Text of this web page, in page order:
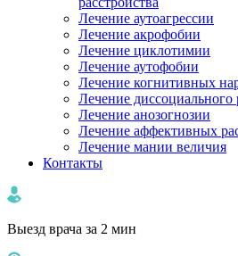
Лечение аутоагрессии
Лечение акрофобии
Лечение циклотимии
Лечение аутофобии
Лечение когнитивных
Лечение диссоциального
Лечение анозогнозии
Лечение аффективных
Лечение мании величия
Контакты
Выезд врача за 2 мин